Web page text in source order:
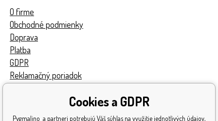
O firme
Obchodné podmienky
Doprava
Platba
GDPR
Reklamačný poriadok
Získané ocenenia
Cookies a GDPR
Pygmalino a partneri potrebujú Váš súhlas na využitie jednotlivých údajov,